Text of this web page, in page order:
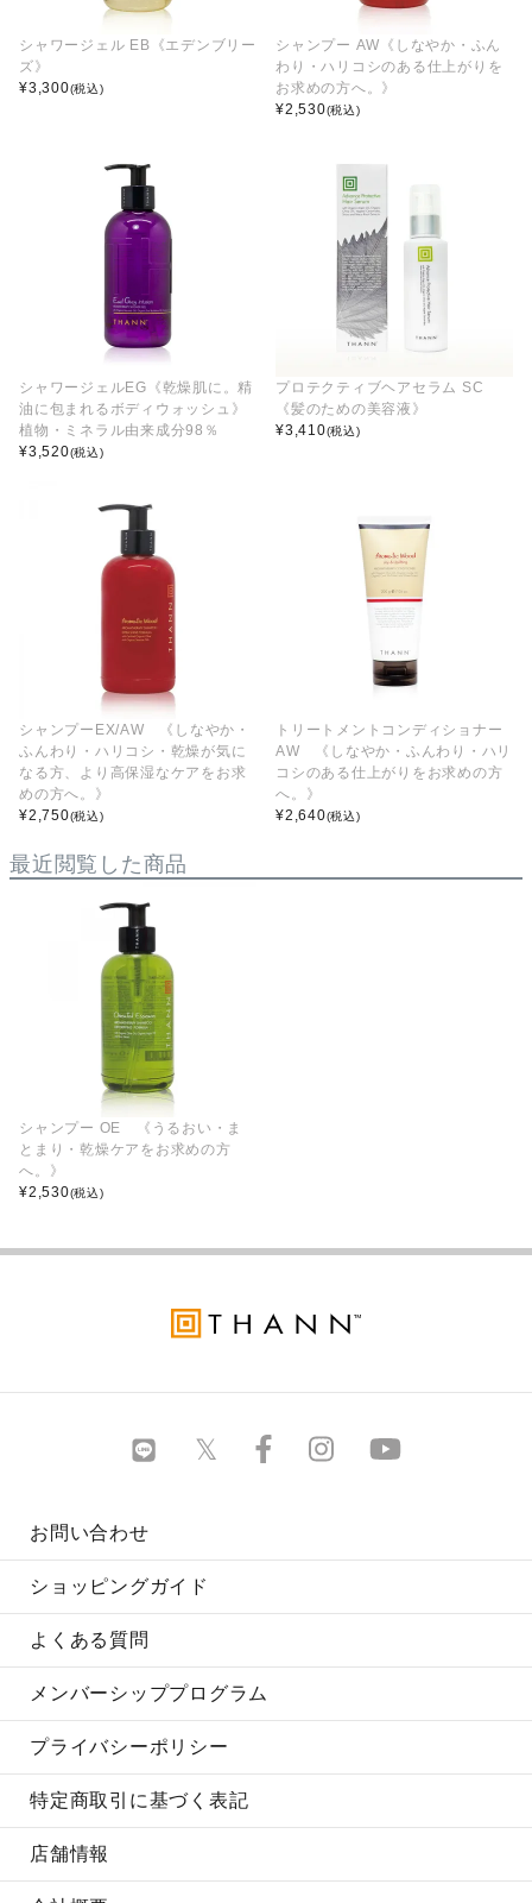
シャワージェル EB《エデンブリー
ズ》
¥3,300(税込)
シャンプー AW《しなやか・ふん
わり・ハリコシのある仕上がりを
お求めの方へ。》
¥2,530(税込)
シャワージェルEG《乾燥肌に。精
油に包まれるボディウォッシュ》
植物・ミネラル由来成分98％
¥3,520(税込)
プロテクティブヘアセラム SC
《髪のための美容液》
¥3,410(税込)
シャンプーEX/AW 《しなやか・
ふんわり・ハリコシ・乾燥が気に
なる方、より高保湿なケアをお求
めの方へ。》
¥2,750(税込)
トリートメントコンディショナー
AW 《しなやか・ふんわり・ハリ
コシのある仕上がりをお求めの方
へ。》
¥2,640(税込)
最近閲覧した商品
シャンプー OE 《うるおい・ま
とまり・乾燥ケアをお求めの方
へ。》
¥2,530(税込)
お問い合わせ
ショッピングガイド
よくある質問
メンバーシッププログラム
プライバシーポリシー
特定商取引に基づく表記
店舗情報